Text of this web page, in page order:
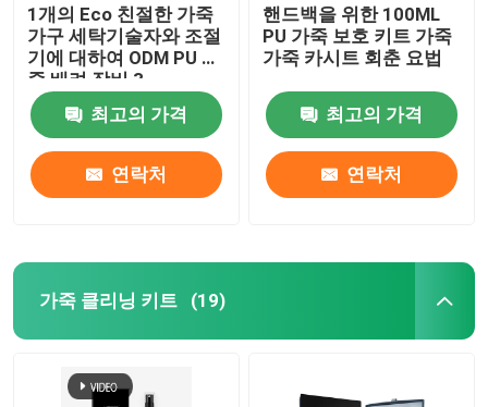
1개의 Eco 친절한 가죽
가구 세탁기술자와 조절
기에 대하여 ODM PU 가
죽 배려 장비 3
최고의 가격
연락처
핸드백을 위한 100ML
PU 가죽 보호 키트 가죽
가죽 카시트 회춘 요법
최고의 가격
연락처
가죽 클리닝 키트 (19)